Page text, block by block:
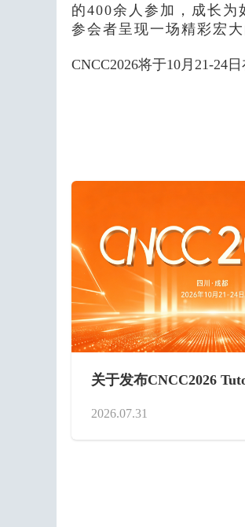
的400余人参加，成长
参会者呈现一场精彩宏
CNCC2026将于10月21-24
关于发布CNCC2026
2026.07.31